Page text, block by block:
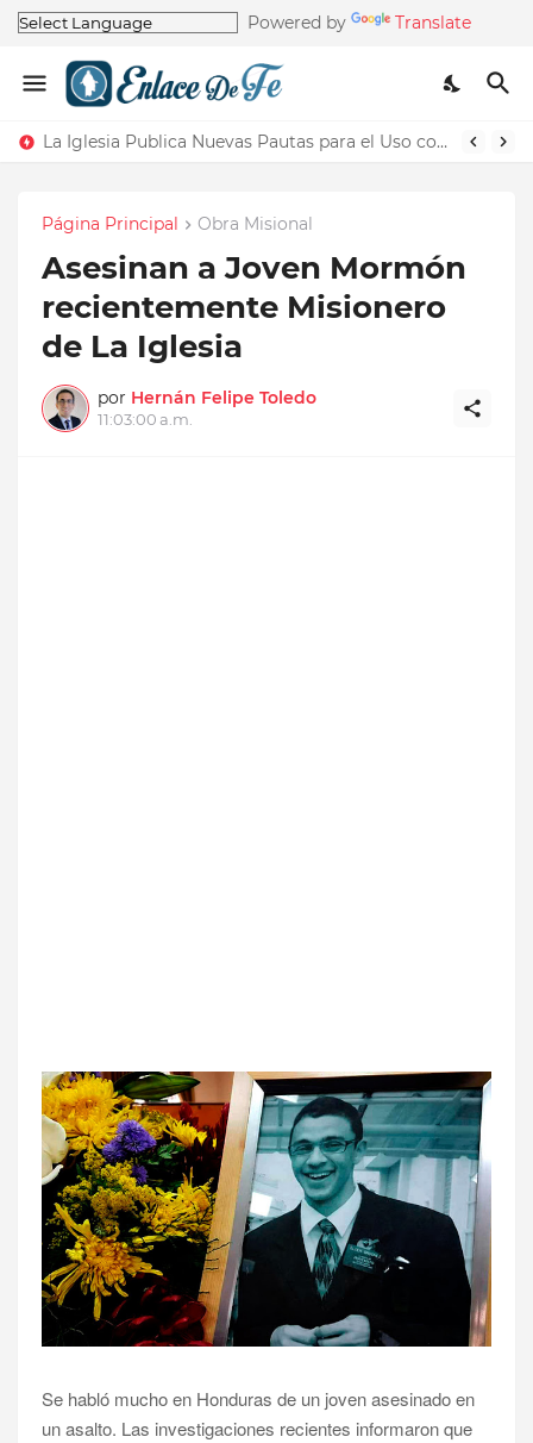
Powered by Translate
La Iglesia Publica Nuevas Pautas para el Uso correcto del Nombre de la Iglesia
Página Principal Obra Misional
Asesinan a Joven Mormón
recientemente Misionero
de La Iglesia
por Hernán Felipe Toledo
11:03:00 a.m.
Se habló mucho en Honduras de un joven asesinado en
un asalto. Las investigaciones recientes informaron que